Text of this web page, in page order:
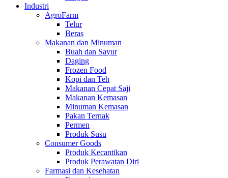
Industri
AgroFarm
Telur
Beras
Makanan dan Minuman
Buah dan Sayur
Daging
Frozen Food
Kopi dan Teh
Makanan Cepat Saji
Makanan Kemasan
Minuman Kemasan
Pakan Ternak
Permen
Produk Susu
Consumer Goods
Produk Kecantikan
Produk Perawatan Diri
Farmasi dan Kesehatan